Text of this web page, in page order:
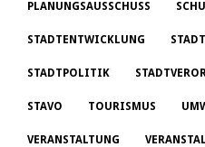
PLANUNGSAUSSCHUSS
STADTENTWICKLUNG
STADTPOLITIK
STAVO TOURISMUS
VERANSTALTUNG